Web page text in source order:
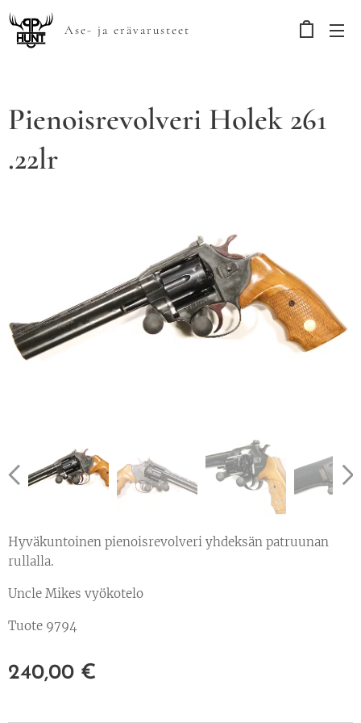
Ase- ja erävarusteet
Pienoisrevolveri Holek 261
.22lr
Hyväkuntoinen pienoisrevolveri yhdeksän patruunan
rullalla.
Uncle Mikes vyökotelo
Tuote 9794
240,00 €